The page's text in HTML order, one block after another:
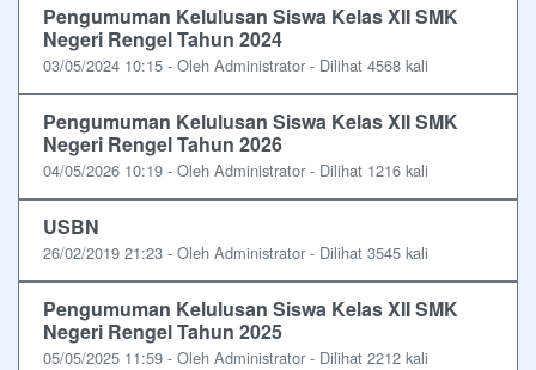
Pengumuman Kelulusan Siswa Kelas XII SMK
Negeri Rengel Tahun 2024
03/05/2024 10:15 - Oleh Administrator - Dilihat 4568 kali
Pengumuman Kelulusan Siswa Kelas XII SMK
Negeri Rengel Tahun 2026
04/05/2026 10:19 - Oleh Administrator - Dilihat 1216 kali
USBN
26/02/2019 21:23 - Oleh Administrator - Dilihat 3545 kali
Pengumuman Kelulusan Siswa Kelas XII SMK
Negeri Rengel Tahun 2025
05/05/2025 11:59 - Oleh Administrator - Dilihat 2212 kali